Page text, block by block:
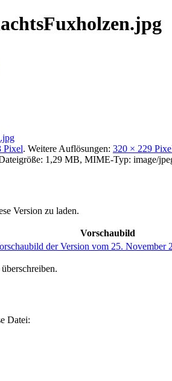
Pixel. Weitere Auflösungen: 320 × 229
1,29 MB, MIME-Typ: image/
Version zu laden.
Vorschaubild
Datei: